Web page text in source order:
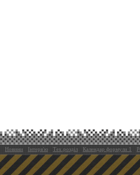
Новини Інтерв'ю Тех.розділ Календар формули 1